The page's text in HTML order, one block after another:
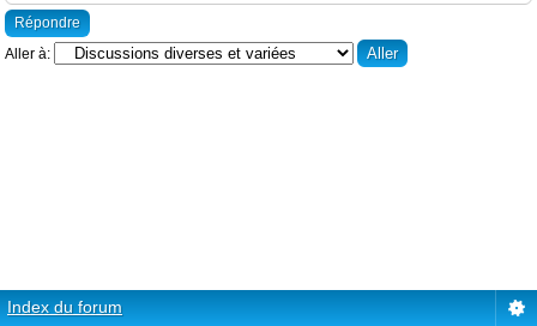
Répondre
Aller à:
Index du forum